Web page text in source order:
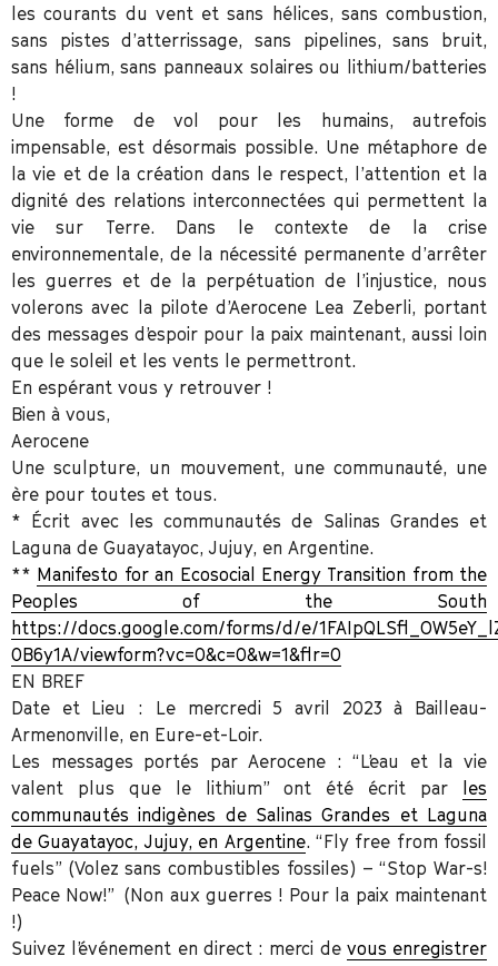
les courants du vent et sans hélices, sans combustion,
sans pistes d’atterrissage, sans pipelines, sans bruit,
sans hélium, sans panneaux solaires ou lithium/batteries
!
Une forme de vol pour les humains, autrefois
impensable, est désormais possible. Une métaphore de
la vie et de la création dans le respect, l’attention et la
dignité des relations interconnectées qui permettent la
vie sur Terre. Dans le contexte de la crise
environnementale, de la nécessité permanente d’arrêter
les guerres et de la perpétuation de l’injustice, nous
volerons avec la pilote d’Aerocene Lea Zeberli, portant
des messages d’espoir pour la paix maintenant, aussi loin
que le soleil et les vents le permettront.
En espérant vous y retrouver !
Bien à vous,
Aerocene
Une sculpture, un mouvement, une communauté, une
ère pour toutes et tous.
* Écrit avec les communautés de Salinas Grandes et
Laguna de Guayatayoc, Jujuy, en Argentine.
** Manifesto for an Ecosocial Energy Transition from the
Peoples of the South
https://docs.google.com/forms/d/e/
0B6y1A/viewform?vc=0&c=0&w=1&flr=0
EN BREF
Date et Lieu : Le mercredi 5 avril 2023 à Bailleau-
Armenonville, en Eure-et-Loir.
Les messages portés par Aerocene : “L’eau et la vie
valent plus que le lithium” ont été écrit par les
communautés indigènes de Salinas Grandes et Laguna
de Guayatayoc, Jujuy, en Argentine. “Fly free from fossil
fuels” (Volez sans combustibles fossiles) – “Stop War-s!
Peace Now!” (Non aux guerres ! Pour la paix maintenant
!)
Suivez l’événement en direct : merci de vous enregistrer